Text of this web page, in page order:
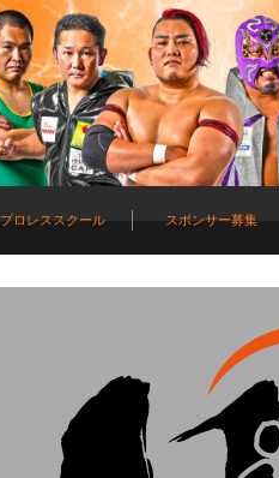
プロレススクール スポンサー募集